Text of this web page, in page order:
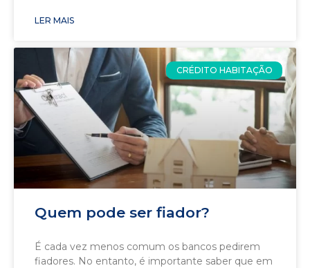
LER MAIS
CRÉDITO HABITAÇÃO
Quem pode ser fiador?
É cada vez menos comum os bancos pedirem
fiadores. No entanto, é importante saber que em